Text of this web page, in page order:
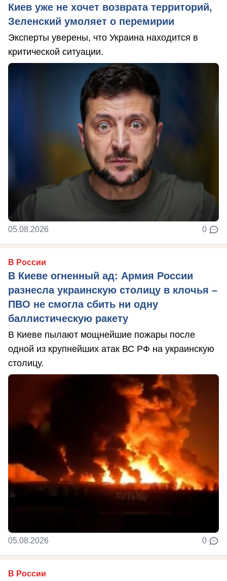
Киев уже не хочет возврата территорий,
Зеленский умоляет о перемирии
Эксперты уверены, что Украина находится в
критической ситуации.
05.08.2026 0
В России
В Киеве огненный ад: Армия России
разнесла украинскую столицу в клочья –
ПВО не смогла сбить ни одну
баллистическую ракету
В Киеве пылают мощнейшие пожары после
одной из крупнейших атак ВС РФ на украинскую
столицу.
05.08.2026 0
В России